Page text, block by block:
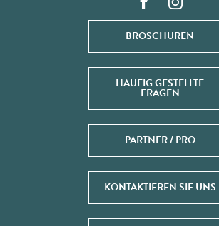
BROSCHÜREN
HÄUFIG GESTELLTE
FRAGEN
PARTNER / PRO
KONTAKTIEREN SIE UNS